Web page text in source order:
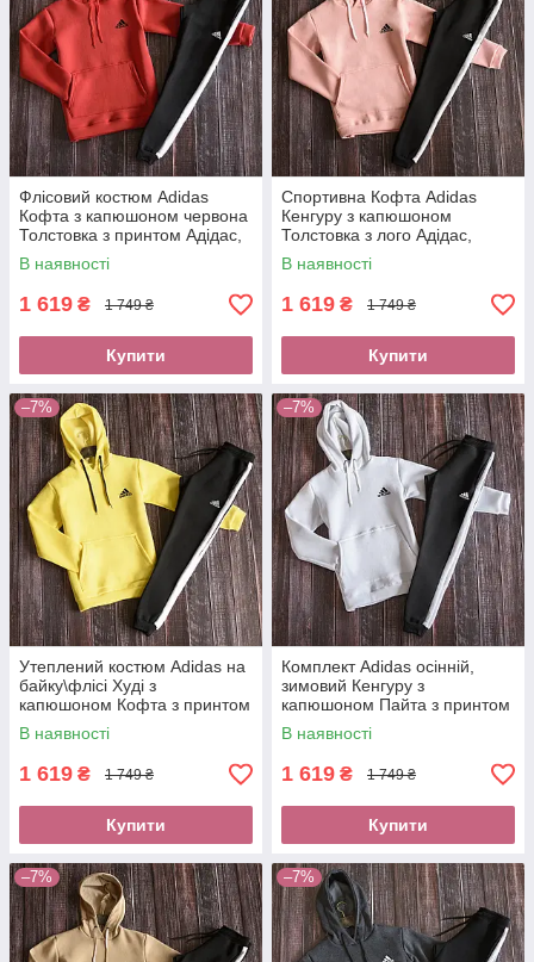
Флісовий костюм Adidas
Кофта з капюшоном червона
Толстовка з принтом Адідас,
штани спортивні з
лампасами
В наявності
1 619 ₴ 1 749 ₴
Купити
Спортивна Кофта Adidas
Кенгуру з капюшоном
Толстовка з лого Адідас,
теплі спортивні штани з
лампасами
В наявності
1 619 ₴ 1 749 ₴
Купити
–7%
Утеплений костюм Adidas на
байку\флісі Худі з
капюшоном Кофта з принтом
Адідас, чорні спортивки з
лампасами
В наявності
1 619 ₴ 1 749 ₴
Купити
–7%
Комплект Adidas осінній,
зимовий Кенгуру з
капюшоном Пайта з принтом
Адідас, чоловічі штани з
лампасами на флісі
В наявності
1 619 ₴ 1 749 ₴
Купити
–7% –7%